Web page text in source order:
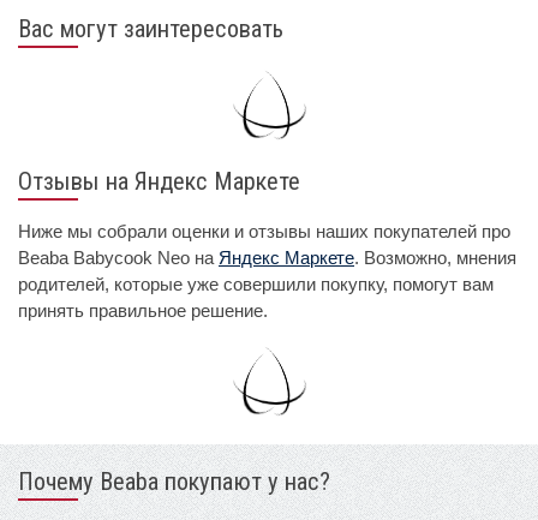
Вас могут заинтересовать
Отзывы на Яндекс Маркете
Ниже мы собрали оценки и отзывы наших покупателей про
Beaba Babycook Neo на Яндекс Маркете. Возможно, мнения
родителей, которые уже совершили покупку, помогут вам
принять правильное решение.
Почему Beaba покупают у нас?